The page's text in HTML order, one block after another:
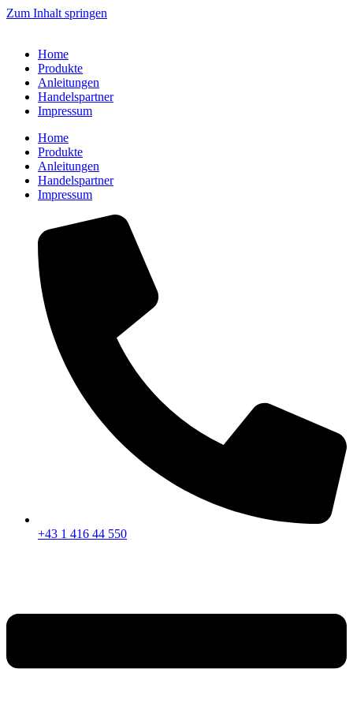
Zum Inhalt springen
Home
Produkte
Anleitungen
Handelspartner
Impressum
Home
Produkte
Anleitungen
Handelspartner
Impressum
+43 1 416 44 550